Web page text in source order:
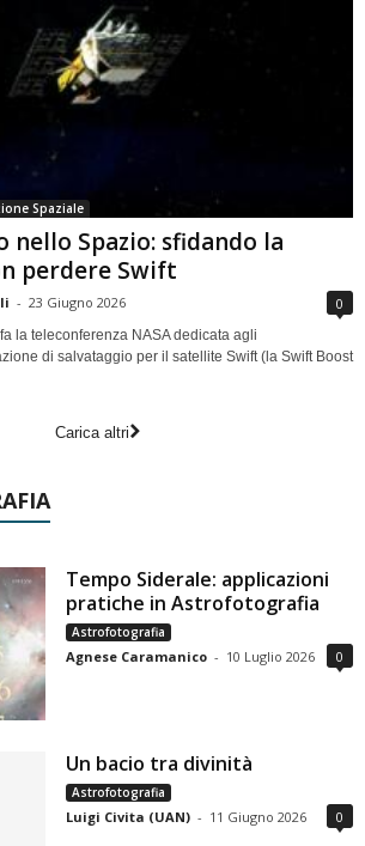
Spaziale
nello Spazio: sfidando la
perdere Swift
- 23 Giugno 2026 0
la teleconferenza NASA dedicata agli
di salvataggio per il satellite Swift (la Swift Boost
Carica altri
Tempo Siderale: applicazioni
pratiche in Astrofotografia
Astrofotografia
Agnese Caramanico - 10 Luglio 2026 0
Un bacio tra divinità
Astrofotografia
Luigi Civita (UAN) - 11 Giugno 2026 0